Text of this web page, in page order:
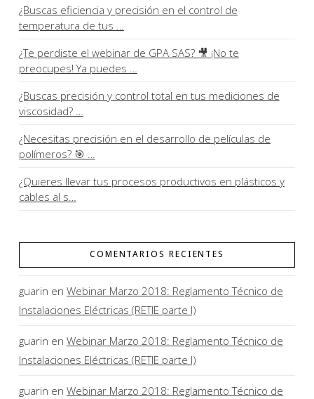
¿Buscas eficiencia y precisión en el control de
temperatura de tus …
¿Te perdiste el webinar de GPA SAS? 🎥 ¡No te
preocupes! Ya puedes …
¿Buscas precisión y control total en tus mediciones de
viscosidad? …
¿Necesitas precisión en el desarrollo de películas de
polímeros? 🎯 …
¿Quieres llevar tus procesos productivos en plásticos y
cables al s…
COMENTARIOS RECIENTES
guarin en Webinar Marzo 2018: Reglamento Técnico de
Instalaciones Eléctricas (RETIE parte I)
guarin en Webinar Marzo 2018: Reglamento Técnico de
Instalaciones Eléctricas (RETIE parte I)
guarin en Webinar Marzo 2018: Reglamento Técnico de